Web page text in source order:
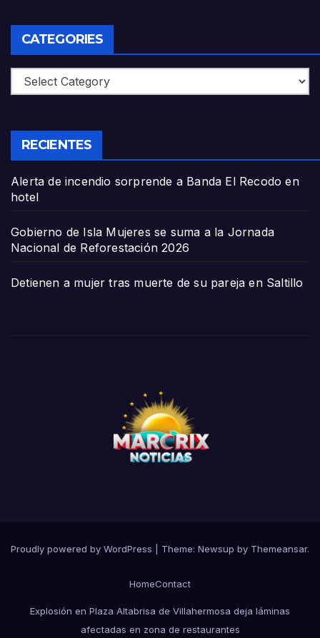
CATEGORIES
Categories
RECIENTES
Alerta de incendio sorprende a Banda El Recodo en
hotel
Gobierno de Isla Mujeres se suma a la Jornada
Nacional de Reforestación 2026
Detienen a mujer tras muerte de su pareja en Saltillo
Proudly powered by WordPress Theme: Newsup by Themeansar.
HomeContact
Explosión en Plaza Altabrisa de Villahermosa deja láminas
afectadas en zona de restaurantes